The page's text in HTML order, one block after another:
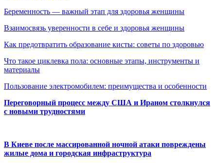
Беременность — важный этап для здоровья женщины
Взаимосвязь уверенности в себе и здоровья женщины
Как предотвратить образование кисты: советы по здоровью
Что такое циклевка пола: основные этапы, инструменты и
материалы
Пользование электромобилем: преимущества и особенности
Переговорный процесс между США и Ираном столкнулся
с новыми трудностями
В Киеве после массированной ночной атаки повреждены
жилые дома и городская инфраструктура